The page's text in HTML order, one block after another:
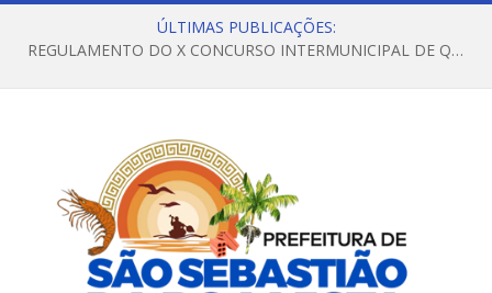
ÚLTIMAS PUBLICAÇÕES:
REGULAMENTO DO X CONCURSO INTERMUNICIPAL DE QUADRILHAS JUNINAS – 2026 – ARRAIÁ DA VENEZA